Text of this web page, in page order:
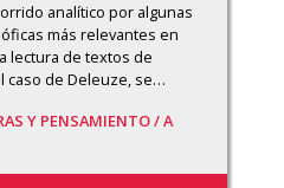
analítico por algunas
más relevantes en
lectura de textos de
caso de Deleuze, se…
Y PENSAMIENTO /A